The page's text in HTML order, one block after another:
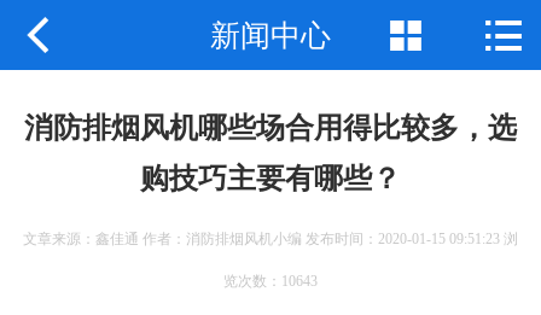
公司首页
 新闻中心  
消防排烟风机哪些场合用得比较多，选
购技巧主要有哪些？
文章来源：鑫佳通 作者：消防排烟风机小编 发布时间：2020-01-15 09:51:23 浏
览次数：10643